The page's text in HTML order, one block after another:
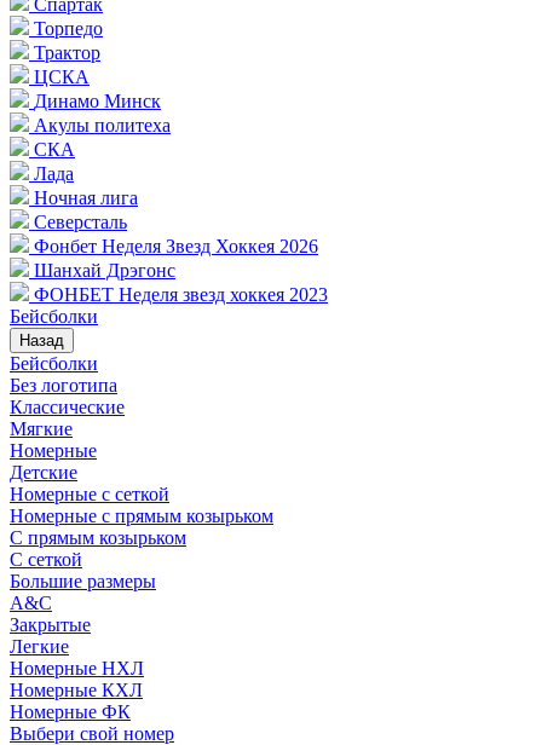
Спартак
Торпедо
Трактор
ЦСКА
Динамо Минск
Акулы политеха
СКА
Лада
Ночная лига
Северсталь
Фонбет Неделя Звезд Хоккея 2026
Шанхай Дрэгонс
ФОНБЕТ Неделя звезд хоккея 2023
Бейсболки
Назад
Бейсболки
Без логотипа
Классические
Мягкие
Номерные
Детские
Номерные с сеткой
Номерные с прямым козырьком
С прямым козырьком
С сеткой
Большие размеры
A&C
Закрытые
Легкие
Номерные НХЛ
Номерные КХЛ
Номерные ФК
Выбери свой номер